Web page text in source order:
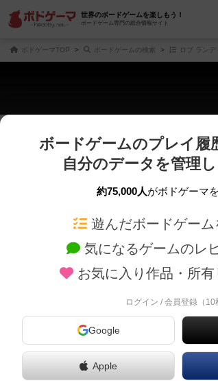
世界のボードゲームを楽しもう！
ボードゲーム専門の総合情報サイト
ボドゲーマTOP ボードゲームの検索 ロブ ラン
じっくり表示
商品名、商品説明文、デザイナー名、テーマ名、ゲ
ゲ
対象年齢を指定します。
ボードゲームのプレイ履
自分のデータを管理
約75,000人がボドゲーマ
遊んだボードゲーム
気になるゲームのレ
お気に入り作品・所
ログイン / 会員登録（10
Google
Apple